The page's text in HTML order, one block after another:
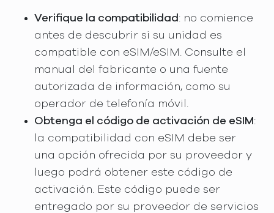
Verifique la compatibilidad : no comience
antes de descubrir si su unidad es
compatible con eSIM/eSIM. Consulte el
manual del fabricante o una fuente
autorizada de información, como su
operador de telefonía móvil.
Obtenga el código de activación de eSIM:
la compatibilidad con eSIM debe ser
una opción ofrecida por su proveedor y
luego podrá obtener este código de
activación. Este código puede ser
entregado por su proveedor de servicios